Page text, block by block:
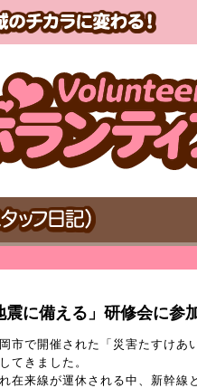
に備える」研修会に参
市で開催された「災害たすけあ
てきました。
在来線が運休される中、新幹線